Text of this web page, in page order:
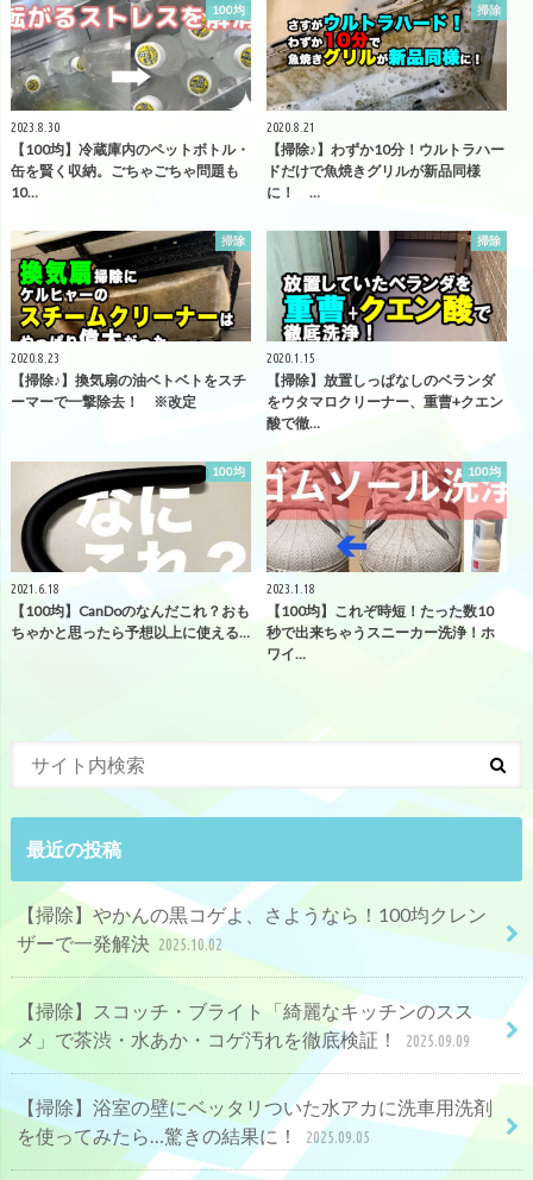
100均
2023.8.30
【100均】冷蔵庫内のペットボトル・
缶を賢く収納。ごちゃごちゃ問題も
10…
掃除
2020.8.21
【掃除♪】わずか10分！ウルトラハー
ドだけで魚焼きグリルが新品同様
に！ …
掃除
2020.8.23
【掃除♪】換気扇の油ベトベトをスチ
ーマーで一撃除去！ ※改定
掃除
2020.1.15
【掃除】放置しっぱなしのベランダ
をウタマロクリーナー、重曹+クエン
酸で徹…
100均
2021.6.18
【100均】CanDoのなんだこれ？おも
ちゃかと思ったら予想以上に使える…
100均
2023.1.18
【100均】これぞ時短！たった数10
秒で出来ちゃうスニーカー洗浄！ホ
ワイ…
最近の投稿
【掃除】やかんの黒コゲよ、さようなら！100均クレン
ザーで一発解決 2025.10.02
【掃除】スコッチ・ブライト「綺麗なキッチンのスス
メ」で茶渋・水あか・コゲ汚れを徹底検証！
2025.09.09
【掃除】浴室の壁にベッタリついた水アカに洗車用洗剤
を使ってみたら…驚きの結果に！
2025.09.05